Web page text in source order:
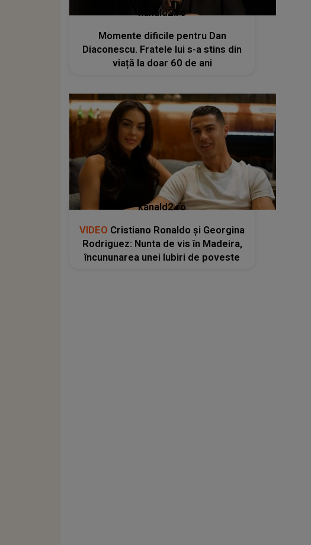
kanald2.ro
Momente dificile pentru Dan
Diaconescu. Fratele lui s-a stins din
viață la doar 60 de ani
kanald2.ro
VIDEO Cristiano Ronaldo și Georgina
Rodriguez: Nunta de vis în Madeira,
încununarea unei Iubiri de poveste